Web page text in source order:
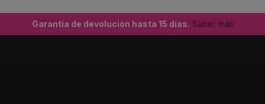
Garantía de devolución hasta 15 días. Saber más